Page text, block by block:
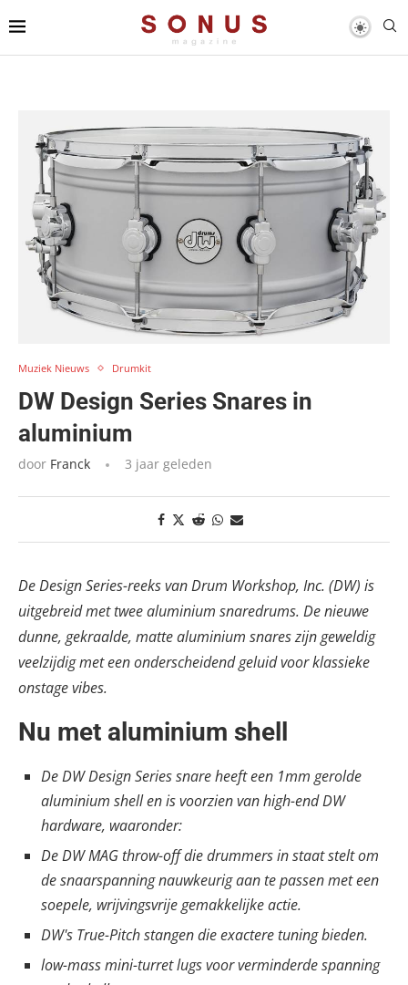
Muziek Nieuws Drumkit
DW Design Series Snares in
aluminium
door Franck 3 jaar geleden
De Design Series-reeks van Drum Workshop, Inc. (DW) is
uitgebreid met twee aluminium snaredrums. De nieuwe
dunne, gekraalde, matte aluminium snares zijn geweldig
veelzijdig met een onderscheidend geluid voor klassieke
onstage vibes.
Nu met aluminium shell
De DW Design Series snare heeft een 1mm gerolde
aluminium shell en is voorzien van high-end DW
hardware, waaronder:
De DW MAG throw-off die drummers in staat stelt om
de snaarspanning nauwkeurig aan te passen met een
soepele, wrijvingsvrije gemakkelijke actie.
DW's True-Pitch stangen die exactere tuning bieden.
low-mass mini-turret lugs voor verminderde spanning